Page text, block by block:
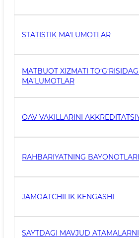
STATISTIK MA'LUMOTLAR
MATBUOT XIZMATI
MA’LUMOTLAR
OAV VAKILLARINI
RAHBARIYATNING
JAMOATCHILIK KENGASHI
SAYTDAGI MAVJUD